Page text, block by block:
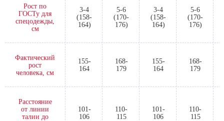
Рост по
ГОСТу для
спецодежды,
см
3-4
(158-
164)
5-6
(170-
176)
3-4
(158-
164)
5-6
(170-
176)
Фактический
рост
человека, см
155-
164
168-
179
155-
164
168-
179
Расстояние
от линии
талии до
101-
106
110-
115
101-
106
110-
115